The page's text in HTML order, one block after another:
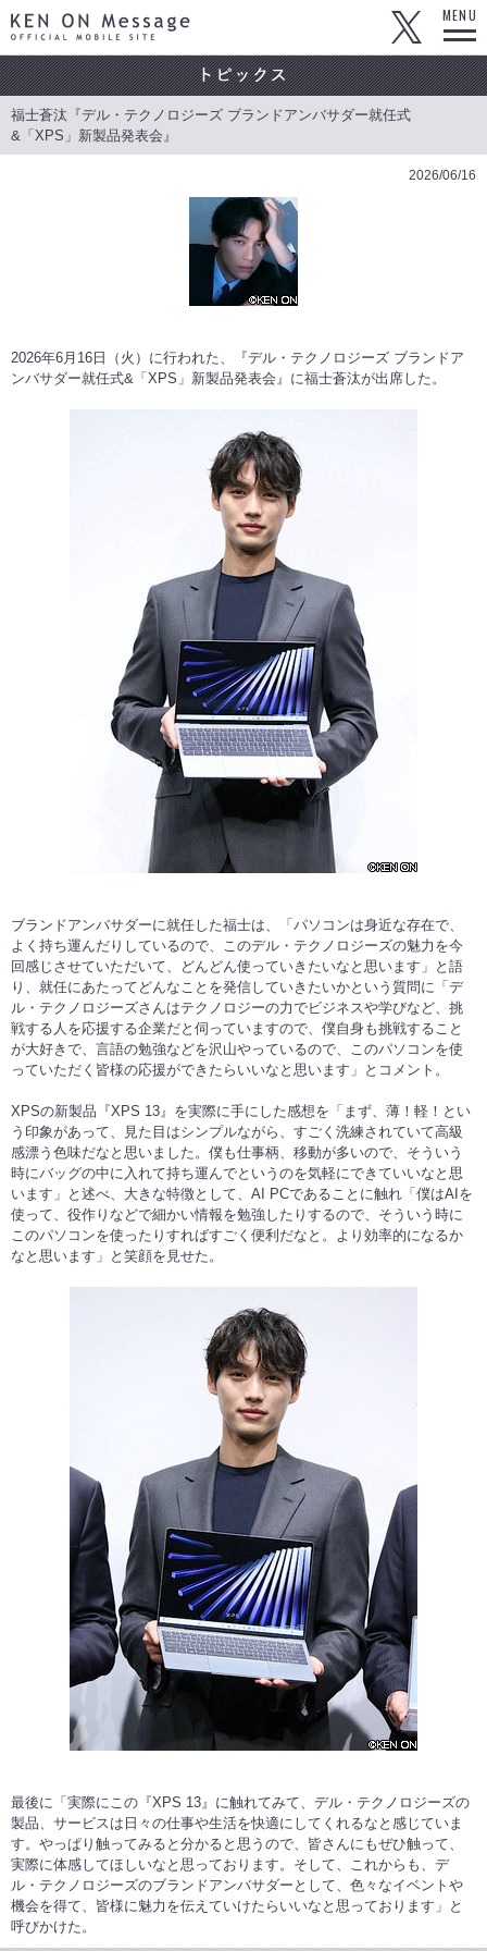
KEN ON Message OFFICIAL MOBILE SITE
MENU
福士蒼汰『デル・テクノロジーズ ブランドアンバサダー就任式
&「XPS」新製品発表会』
2026/06/16
2026年6月16日（火）に行われた、『デル・テクノロジーズ ブランドア
ンバサダー就任式&「XPS」新製品発表会』に福士蒼汰が出席した。
ブランドアンバサダーに就任した福士は、「パソコンは身近な存在で、
よく持ち運んだりしているので、このデル・テクノロジーズの魅力を今
回感じさせていただいて、どんどん使っていきたいなと思います」と語
り、就任にあたってどんなことを発信していきたいかという質問に「デ
ル・テクノロジーズさんはテクノロジーの力でビジネスや学びなど、挑
戦する人を応援する企業だと伺っていますので、僕自身も挑戦すること
が大好きで、言語の勉強などを沢山やっているので、このパソコンを使
っていただく皆様の応援ができたらいいなと思います」とコメント。
XPSの新製品『XPS 13』を実際に手にした感想を「まず、薄！軽！とい
う印象があって、見た目はシンプルながら、すごく洗練されていて高級
感漂う色味だなと思いました。僕も仕事柄、移動が多いので、そういう
時にバッグの中に入れて持ち運んでというのを気軽にできていいなと思
います」と述べ、大きな特徴として、AI PCであることに触れ「僕はAIを
使って、役作りなどで細かい情報を勉強したりするので、そういう時に
このパソコンを使ったりすればすごく便利だなと。より効率的になるか
なと思います」と笑顔を見せた。
最後に「実際にこの『XPS 13』に触れてみて、デル・テクノロジーズの
製品、サービスは日々の仕事や生活を快適にしてくれるなと感じていま
す。やっぱり触ってみると分かると思うので、皆さんにもぜひ触って、
実際に体感してほしいなと思っております。そして、これからも、デ
ル・テクノロジーズのブランドアンバサダーとして、色々なイベントや
機会を得て、皆様に魅力を伝えていけたらいいなと思っております」と
呼びかけた。